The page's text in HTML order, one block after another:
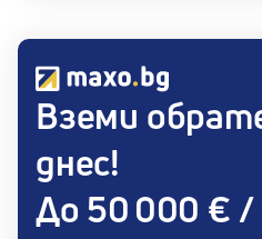
Вземи
днес!
До 50 000 € /